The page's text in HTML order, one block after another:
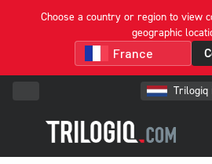
Choose a country or region to view
geographic
Trilogiq